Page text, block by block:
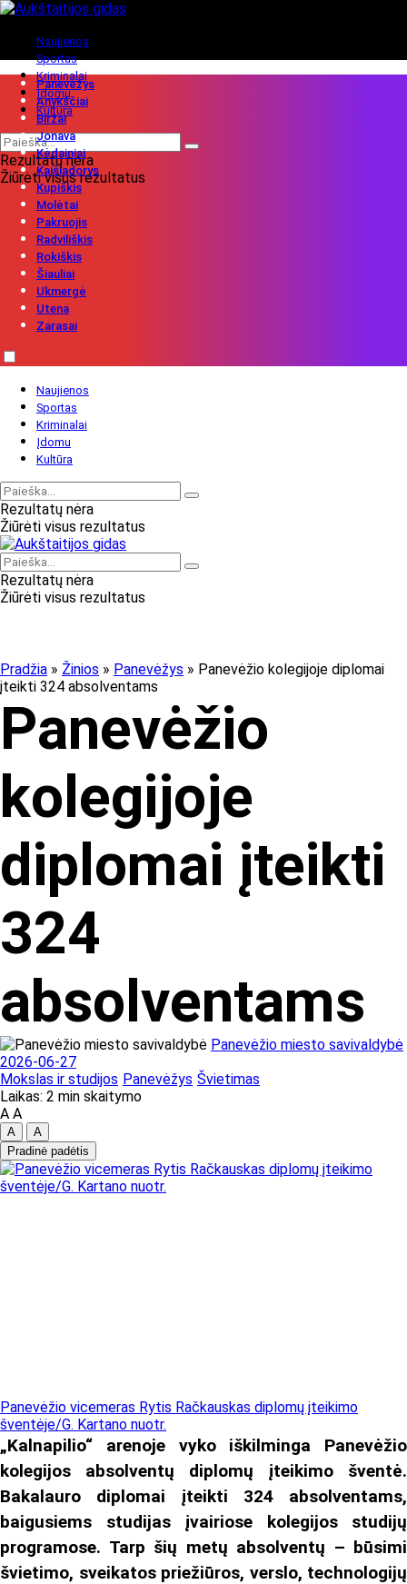
Naujienos
Sportas
Kriminalai
Įdomu
Kultūra
Rezultatų nėra
Žiūrėti visus rezultatus
Panevėžys
Anykščiai
Biržai
Jonava
Kėdainiai
Kaišiadorys
Kupiškis
Molėtai
Pakruojis
Radviliškis
Rokiškis
Šiauliai
Ukmergė
Utena
Zarasai
Naujienos
Sportas
Kriminalai
Įdomu
Kultūra
Rezultatų nėra
Žiūrėti visus rezultatus
Rezultatų nėra
Žiūrėti visus rezultatus
Pradžia » Žinios » Panevėžys » Panevėžio kolegijoje diplomai
įteikti 324 absolventams
Panevėžio
kolegijoje
diplomai įteikti
324
absolventams
Panevėžio miesto savivaldybė
2026-06-27
Mokslas ir studijos Panevėžys Švietimas
Laikas: 2 min skaitymo
A A
A
A
Pradinė padėtis
Panevėžio vicemeras Rytis Račkauskas diplomų įteikimo
šventėje/G. Kartano nuotr.
„Kalnapilio“ arenoje vyko iškilminga Panevėžio
kolegijos absolventų diplomų įteikimo šventė.
Bakalauro diplomai įteikti 324 absolventams,
baigusiems studijas įvairiose kolegijos studijų
programose. Tarp šių metų absolventų – būsimi
švietimo, sveikatos priežiūros, verslo, technologijų